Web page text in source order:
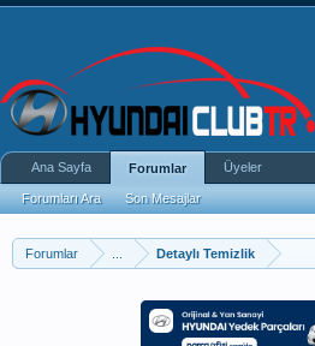
Forumlar Detaylı Temizlik
Ana Sayfa Forumlar
Forumları Ara Son Mesajlar
Üyeler